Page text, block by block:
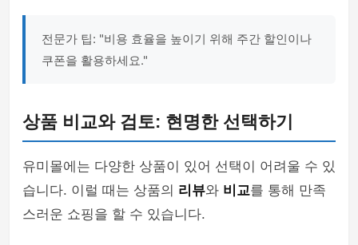
전문가 팁: "비용 효율을 높이기 위해 주간 할인이나
쿠폰을 활용하세요."
상품 비교와 검토: 현명한 선택하기
유미몰에는 다양한 상품이 있어 선택이 어려울 수 있
습니다. 이럴 때는 상품의 리뷰와 비교를 통해 만족
스러운 쇼핑을 할 수 있습니다.